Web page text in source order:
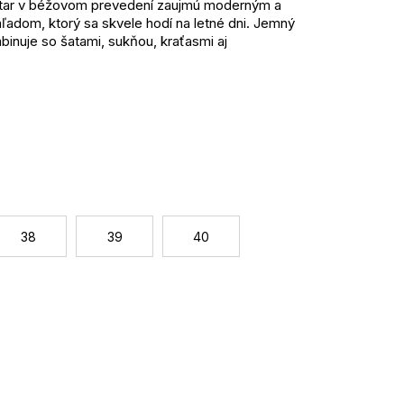
38 39 40
v béžovom prevedení zaujmú moderným a
ktorý sa skvele hodí na letné dni. Jemný
so šatami, sukňou, kraťasmi aj
dodáva modelu výraznejší štýl.
ktorá prispieva k pohodlnému noseniu počas
s výškou 4 cm podporuje komfort pri
ktoré hľadajú spojenie pohodlia, ľahkosti a
s outfitmi